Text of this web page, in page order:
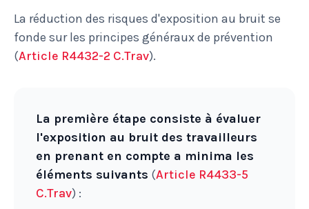
La réduction des risques d'exposition au bruit se
fonde sur les principes généraux de prévention
(Article R4432-2 C.Trav).
La première étape consiste à évaluer
l'exposition au bruit des travailleurs
en prenant en compte a minima les
éléments suivants (Article R4433-5
C.Trav) :